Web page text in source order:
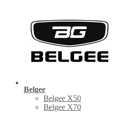
Belgee
Belgee X50
Belgee X70